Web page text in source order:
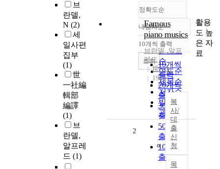
브
란델,
N (2)
세
일사편
집부
(1)
世
一社編
輯部
編譯
(1)
브
란델,
알프레
드 (1)
정확도순
정확도
순
인기도
순
연도순
제목순
저자순
발행기
관순
내림차순
내림차순
10개씩 출력
10개씩
출력
20개씩
출력
30개씩
출력
50개씩
출력
100개씩
출력
조회
Famous
piano musics
브란델, 알프
레드
世一社
1982
복
사/
대
출
신
청
목
2
활용
도 높
은 자
료